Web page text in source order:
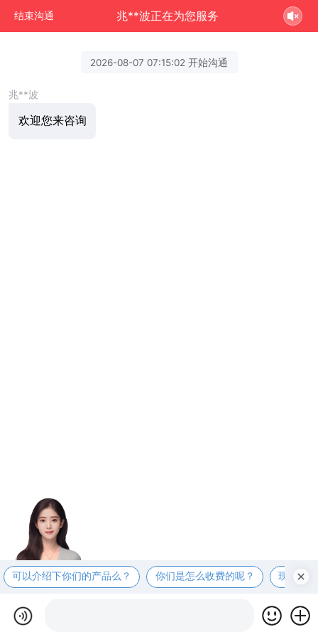
结束沟通 兆**波正在为您服务
2026-08-07 07:15:02 开始沟通
兆**波
欢迎您来咨询
可以介绍下你们的产品么？ 你们是怎么收费的呢？ 现在有